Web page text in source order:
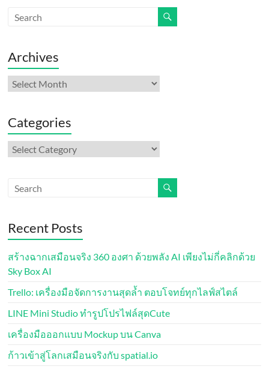
Archives
Archives
Categories
Categories
Recent Posts
สร้างฉากเสมือนจริง 360 องศา ด้วยพลัง AI เพียงไม่กี่คลิกด้วย
Sky Box AI
Trello: เครื่องมือจัดการงานสุดล้ำ ตอบโจทย์ทุกไลฟ์สไตล์
LINE Mini Studio ทำรูปโปรไฟล์สุดCute
เครื่องมือออกแบบ Mockup บน Canva
ก้าวเข้าสู่โลกเสมือนจริงกับ spatial.io